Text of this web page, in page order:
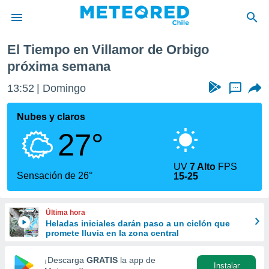
de
para
la
calidad.
a este
forma
digital
El Tiempo en Villamor de Orbigo
próxima semana
13:52 Domingo ...
Nubes y claros
27°
Sensación de 26°
UV7 Alto FPS
15-25
Última hora
Heladas iniciales darán paso a un ciclón que
promete lluvia en la zona central
¡Descarga GRATIS la app de
Instalar